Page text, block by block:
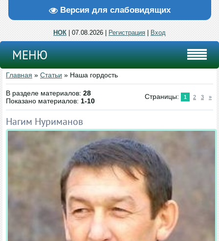
Версия для слабовидящих
НОК | 07.08.2026 | Регистрация Вход
МЕНЮ
Главная » Статьи » Наша гордость
В разделе материалов: 28
Показано материалов: 1-10
Страницы: 1 2 3 »
Нагим Нуриманов